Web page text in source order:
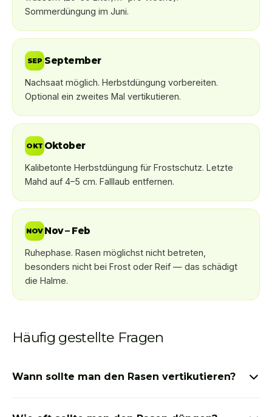
Sommerdüngung im Juni.
SEP September
Nachsaat möglich. Herbstdüngung vorbereiten.
Optional ein zweites Mal vertikutieren.
OKT Oktober
Kalibetonte Herbstdüngung für Frostschutz. Letzte
Mahd auf 4–5 cm. Falllaub entfernen.
NOV Nov – Feb
Ruhephase. Rasen möglichst nicht betreten,
besonders nicht bei Frost oder Reif — das schädigt
die Halme.
Häufig gestellte Fragen
Wann sollte man den Rasen vertikutieren?